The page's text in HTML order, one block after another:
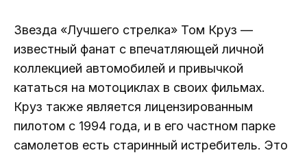
Звезда «Лучшего стрелка» Том Круз —
известный фанат с впечатляющей личной
коллекцией автомобилей и привычкой
кататься на мотоциклах в своих фильмах.
Круз также является лицензированным
пилотом с 1994 года, и в его частном парке
самолетов есть старинный истребитель. Это